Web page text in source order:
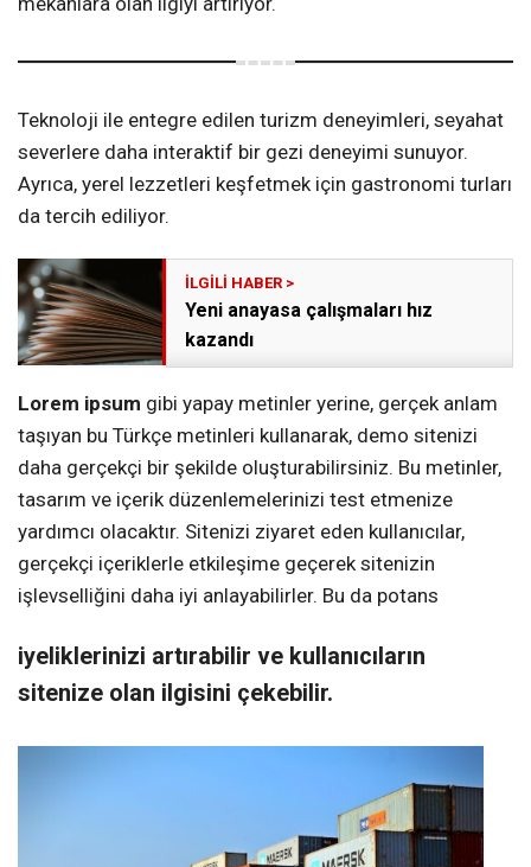
Teknoloji ile entegre edilen turizm deneyimleri, seyahat
severlere daha interaktif bir gezi deneyimi sunuyor.
Ayrıca, yerel lezzetleri keşfetmek için gastronomi turları
da tercih ediliyor.
Yeni anayasa çalışmaları hız
kazandı
Lorem ipsum gibi yapay metinler yerine, gerçek anlam
taşıyan bu Türkçe metinleri kullanarak, demo sitenizi
daha gerçekçi bir şekilde oluşturabilirsiniz. Bu metinler,
tasarım ve içerik düzenlemelerinizi test etmenize
yardımcı olacaktır. Sitenizi ziyaret eden kullanıcılar,
gerçekçi içeriklerle etkileşime geçerek sitenizin
işlevselliğini daha iyi anlayabilirler. Bu da potans
iyeliklerinizi artırabilir ve kullanıcıların
sitenize olan ilgisini çekebilir.